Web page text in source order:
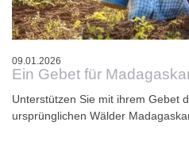
09.01.2026
Ein Gebet für
Unterstützen Sie mit ihrem Gebet
ursprünglichen Wälder